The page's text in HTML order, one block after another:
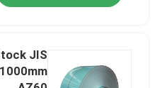
JIS